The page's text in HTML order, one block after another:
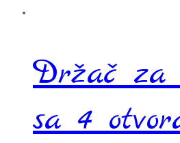
Držač za
sa 4